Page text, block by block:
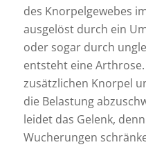
des Knorpelgewebes
ausgelöst durch ein
oder sogar durch
entsteht eine
zusätzlichen Knorpel
die Belastung
leidet das Gelenk,
Wucherungen